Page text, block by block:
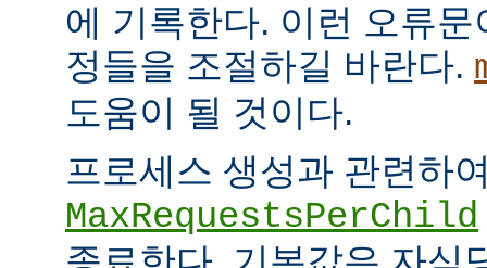
에 기록한다. 이런 오류
정들을 조절하길 바란다.
도움이 될 것이다.
프로세스 생성과 관련하
MaxRequestsPerChild